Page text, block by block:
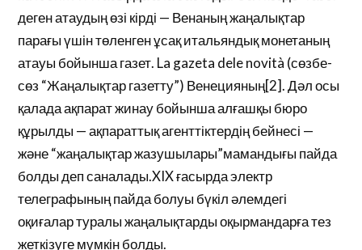
деген атаудың өзі кірді — Венаның жаңалықтар
парағы үшін төленген ұсақ итальяндық монетаның
атауы бойынша газет. La gazeta dele novità (сөзбе-
сөз “Жаңалықтар газетту”) Венецияның[2]. Дәл осы
қалада ақпарат жинау бойынша алғашқы бюро
құрылды — ақпараттық агенттіктердің бейнесі —
және “жаңалықтар жазушылары”мамандығы пайда
болды деп саналады.XIX ғасырда электр
телеграфының пайда болуы бүкіл әлемдегі
оқиғалар туралы жаңалықтарды оқырмандарға тез
жеткізуге мүмкін болды.